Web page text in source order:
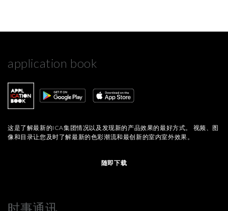
application book
这是了解最新的ICA集团情况以及发现新的产品效果的最好方式。 视频、图
像和目录让您及时了解最新的色彩潮流和最创新的室内室外效果。
随即下载
时事通讯